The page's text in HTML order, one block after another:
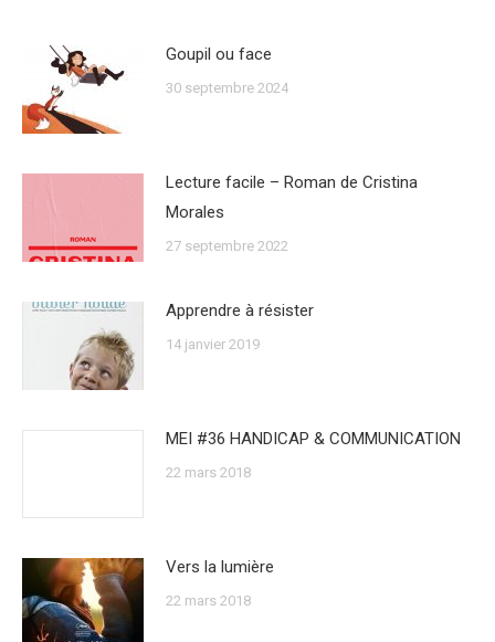
Goupil ou face
30 septembre 2024
Lecture facile – Roman de Cristina
Morales
27 septembre 2022
Apprendre à résister
14 janvier 2019
MEI #36 HANDICAP & COMMUNICATION
22 mars 2018
Vers la lumière
22 mars 2018